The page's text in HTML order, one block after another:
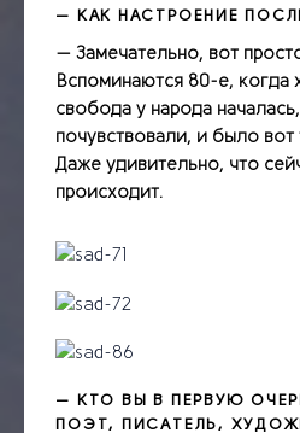
— КАК НАСТРОЕНИЕ
— Замечательно, вот
Вспоминаются 80-е, когда
свобода у народа
почувствовали, и было
Даже удивительно, что
происходит.
— КТО ВЫ В ПЕРВУЮ
ПОЭТ, ПИСАТЕЛЬ,